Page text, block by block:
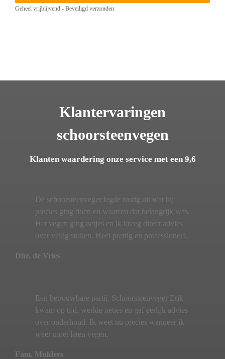
Geheel vrijblijvend - Beveiligd verzonden
Klantervaringen
schoorsteenvegen
Klanten waardering onze service met een 9,6
De schoorsteenveger legde rustig uit wat hij
precies ging doen en waarom dat belangrijk was.
Het vegen ging netjes en ik kreeg direct advies
over veilig stoken. Heel prettig en professioneel.
Dhr. de Vries
Een betrouwbare partij. Schoorsteenveger Erik
kwam op tijd, werkte netjes en gaf eerlijk advies
over onderhoud. Ik weet nu precies wanneer ik
weer moet laten vegen.
Fam. Mulders